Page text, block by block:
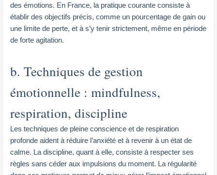
des émotions. En France, la pratique courante consiste à
établir des objectifs précis, comme un pourcentage de gain ou
une limite de perte, et à s’y tenir strictement, même en période
de forte agitation.
b. Techniques de gestion
émotionnelle : mindfulness,
respiration, discipline
Les techniques de pleine conscience et de respiration
profonde aident à réduire l’anxiété et à revenir à un état de
calme. La discipline, quant à elle, consiste à respecter ses
règles sans céder aux impulsions du moment. La régularité